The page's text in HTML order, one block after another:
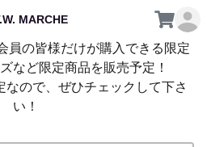
MARCHE
員の皆様だけが購入できる限定
など限定商品を販売予定！
なので、ぜひチェックして下さ
い！